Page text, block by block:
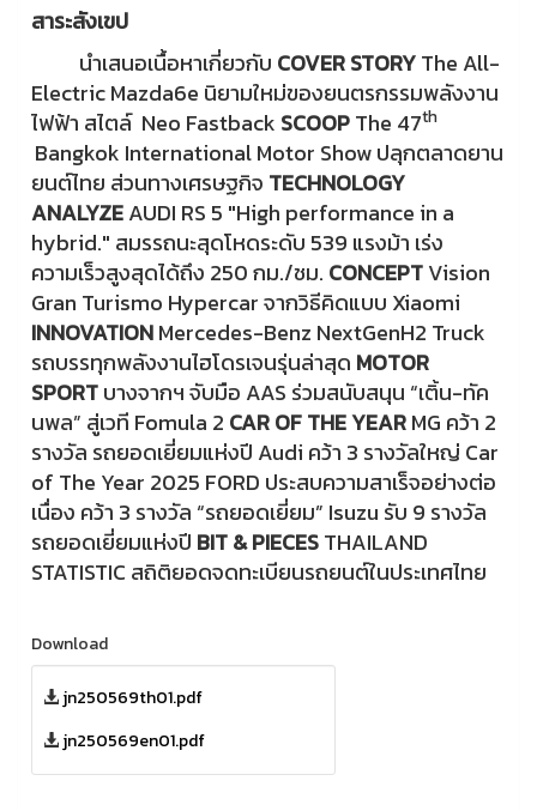
สาระสังเขป
นำเสนอเนื้อหาเกี่ยวกับ COVER STORYThe All-
Electric Mazda6e นิยามใหม่ของยนตรกรรมพลังงาน
ไฟฟ้า สไตล์ Neo Fastback SCOOPThe 47th
Bangkok International Motor Show ปลุกตลาดยาน
ยนต์ไทย ส่วนทางเศรษฐกิจ TECHNOLOGY
ANALYZEAUDI RS 5 "High performance in a
hybrid." สมรรถนะสุดโหดระดับ 539 แรงม้า เร่ง
ความเร็วสูงสุดได้ถึง 250 กม./ชม. CONCEPTVision
Gran Turismo Hypercar จากวิธีคิดแบบ Xiaomi
INNOVATIONMercedes-Benz NextGenH2 Truck
รถบรรทุกพลังงานไฮโดรเจนรุ่นล่าสุด MOTOR
SPORTบางจากฯ จับมือ AAS ร่วมสนับสนุน “เติ้น-ทัค
นพล” สู่เวที Fomula 2 CAR OF THE YEARMG คว้า 2
รางวัล รถยอดเยี่ยมแห่งปี Audi คว้า 3 รางวัลใหญ่ Car
of The Year 2025 FORD ประสบความสาเร็จอย่างต่อ
เนื่อง คว้า 3 รางวัล “รถยอดเยี่ยม” Isuzu รับ 9 รางวัล
รถยอดเยี่ยมแห่งปี BIT & PIECESTHAILAND
STATISTIC สถิติยอดจดทะเบียนรถยนต์ในประเทศไทย
Download
jn250569th01.pdf
jn250569en01.pdf